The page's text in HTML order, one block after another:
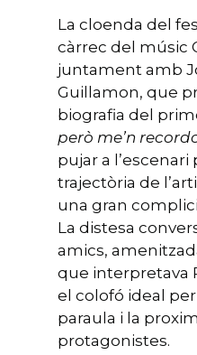
La cloenda del
càrrec del músic
juntament amb
Guillamon, que
biografia del
però me’n
pujar a l’escenari
trajectòria de
una gran
La distesa
amics,
que interpretava
el colofó ideal
paraula i la
protagonistes.